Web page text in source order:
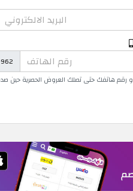
او رقم هاتفك حتى تصلك العروض الحصرية حين